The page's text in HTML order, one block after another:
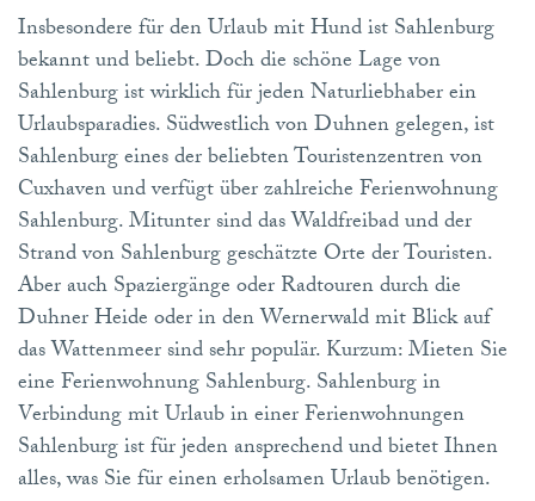
Insbesondere für den Urlaub mit Hund ist Sahlenburg
bekannt und beliebt. Doch die schöne Lage von
Sahlenburg ist wirklich für jeden Naturliebhaber ein
Urlaubsparadies. Südwestlich von Duhnen gelegen, ist
Sahlenburg eines der beliebten Touristenzentren von
Cuxhaven und verfügt über zahlreiche Ferienwohnung
Sahlenburg. Mitunter sind das Waldfreibad und der
Strand von Sahlenburg geschätzte Orte der Touristen.
Aber auch Spaziergänge oder Radtouren durch die
Duhner Heide oder in den Wernerwald mit Blick auf
das Wattenmeer sind sehr populär. Kurzum: Mieten Sie
eine Ferienwohnung Sahlenburg. Sahlenburg in
Verbindung mit Urlaub in einer Ferienwohnungen
Sahlenburg ist für jeden ansprechend und bietet Ihnen
alles, was Sie für einen erholsamen Urlaub benötigen.